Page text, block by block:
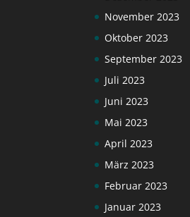
November 2023
Oktober 2023
September 2023
Juli 2023
Juni 2023
Mai 2023
April 2023
März 2023
Februar 2023
Januar 2023